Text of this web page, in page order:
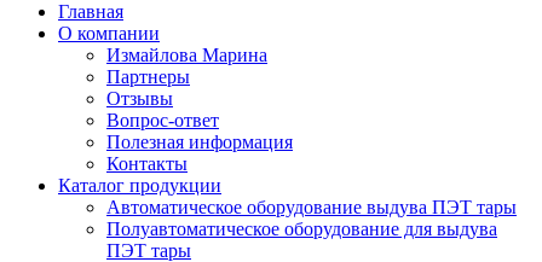
Главная
О компании
Измайлова Марина
Партнеры
Отзывы
Вопрос-ответ
Полезная информация
Контакты
Каталог продукции
Автоматическое оборудование выдува ПЭТ тары
Полуавтоматическое оборудование для выдува
ПЭТ тары